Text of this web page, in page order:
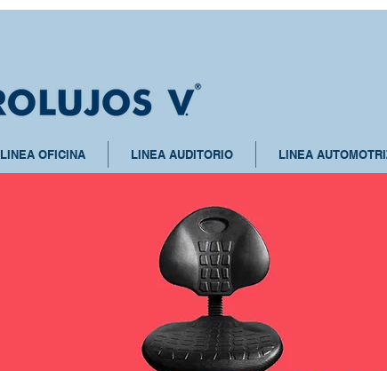
LINEA OFICINA LINEA AUDITORIO LINEA